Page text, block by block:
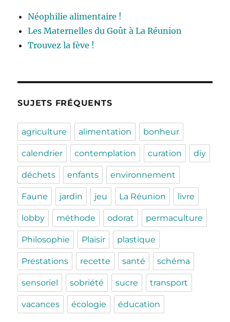
Néophilie alimentaire !
Les Maternelles du Goût à La Réunion
Trouvez la fève !
SUJETS FRÉQUENTS
agriculture alimentation bonheur
calendrier contemplation curation diy
déchets enfants environnement
Faune jardin jeu La Réunion livre
lobby méthode odorat permaculture
Philosophie Plaisir plastique
Prestations recette santé schéma
sensoriel sobriété sucre transport
vacances écologie éducation